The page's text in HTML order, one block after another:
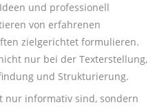
und professionell
von erfahrenen
zielgerichtet formulieren.
nur bei der Texterstellung,
und Strukturierung.
nur informativ sind, sondern